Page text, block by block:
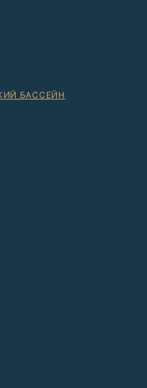
БАССЕЙН